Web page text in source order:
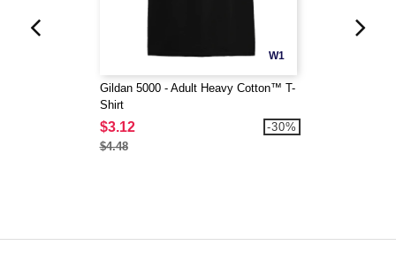
W1
Gildan 5000 - Adult Heavy Cotton™ T-
Shirt
$3.12
$4.48
-30%